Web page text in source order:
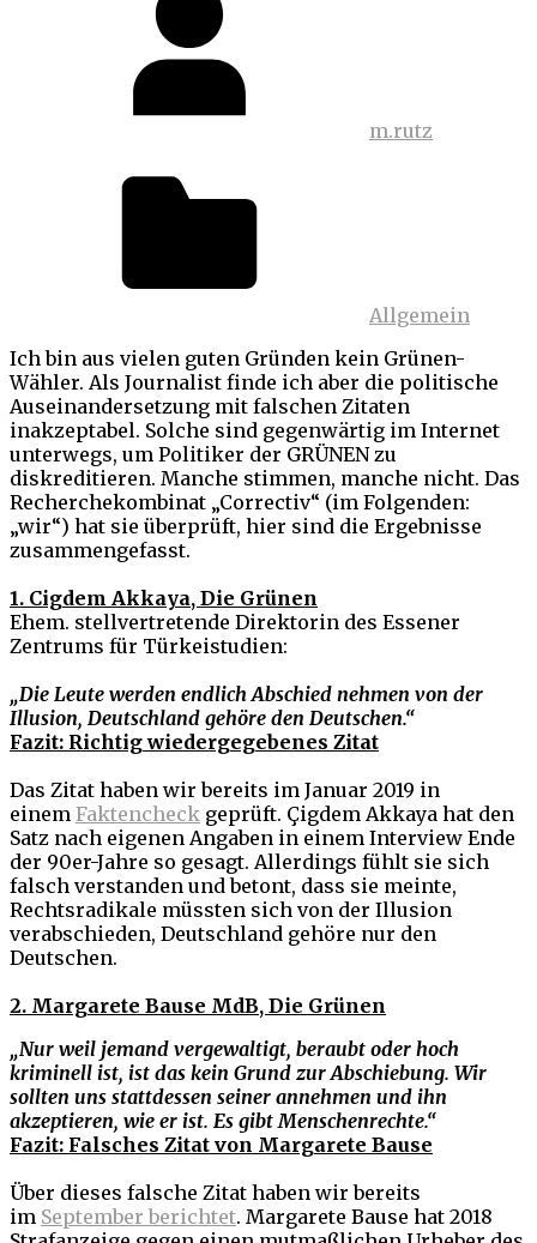
m.rutz
Allgemein
Ich bin aus vielen guten Gründen kein Grünen-
Wähler. Als Journalist finde ich aber die politische
Auseinandersetzung mit falschen Zitaten
inakzeptabel. Solche sind gegenwärtig im Internet
unterwegs, um Politiker der GRÜNEN zu
diskreditieren. Manche stimmen, manche nicht. Das
Recherchekombinat „Correctiv“ (im Folgenden:
„wir“) hat sie überprüft, hier sind die Ergebnisse
zusammengefasst.
1. Cigdem Akkaya, Die Grünen
Ehem. stellvertretende Direktorin des Essener
Zentrums für Türkeistudien:
„Die Leute werden endlich Abschied nehmen von der
Illusion, Deutschland gehöre den Deutschen.“
Fazit: Richtig wiedergegebenes Zitat
Das Zitat haben wir bereits im Januar 2019 in
einem Faktencheck geprüft. Çigdem Akkaya hat den
Satz nach eigenen Angaben in einem Interview Ende
der 90er-Jahre so gesagt. Allerdings fühlt sie sich
falsch verstanden und betont, dass sie meinte,
Rechtsradikale müssten sich von der Illusion
verabschieden, Deutschland gehöre nur den
Deutschen.
2. Margarete Bause MdB, Die Grünen
„Nur weil jemand vergewaltigt, beraubt oder hoch
kriminell ist, ist das kein Grund zur Abschiebung. Wir
sollten uns stattdessen seiner annehmen und ihn
akzeptieren, wie er ist. Es gibt Menschenrechte.“
Fazit: Falsches Zitat von Margarete Bause
Über dieses falsche Zitat haben wir bereits
im September berichtet. Margarete Bause hat 2018